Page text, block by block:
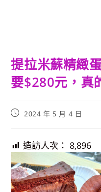
提拉米蘇精緻
要$280元，真
Post2024 年 5 月 4 日
造訪人次： 8,896